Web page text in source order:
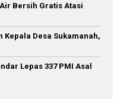
Bersih Gratis Atasi
Kepala Desa Sukamanah,
Lepas 337 PMI Asal